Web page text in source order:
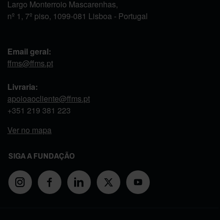
Largo Monterroio Mascarenhas,
nº 1, 7º piso, 1099-081 Lisboa - Portugal
Email geral:
ffms@ffms.pt
Livraria:
apoioaocliente@ffms.pt
+351 219 381 223
Ver no mapa
SIGA A FUNDAÇÃO